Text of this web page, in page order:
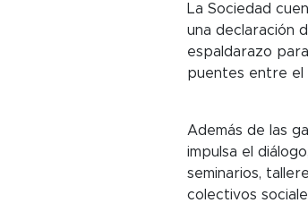
La Sociedad
una declaración
espaldarazo
puentes entre el
Además de las
impulsa el
seminarios,
colectivos